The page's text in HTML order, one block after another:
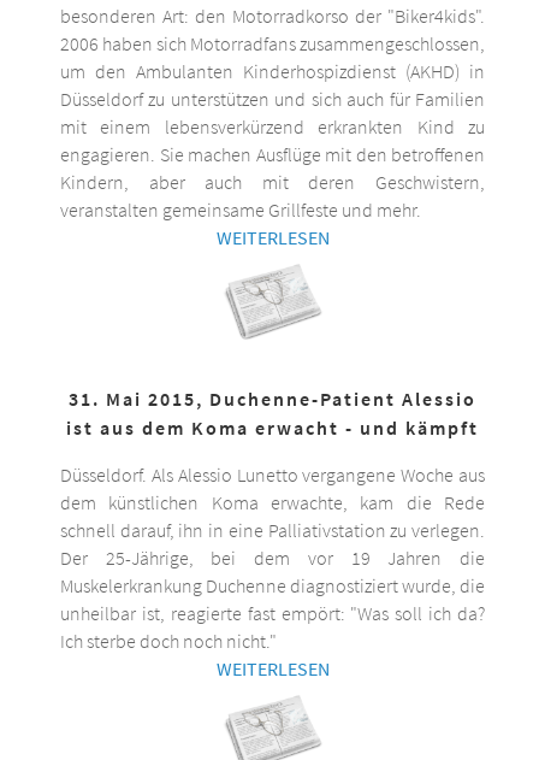
besonderen Art: den Motorradkorso der "Biker4kids".
2006 haben sich Motorradfans zusammengeschlossen,
um den Ambulanten Kinderhospizdienst (AKHD) in
Düsseldorf zu unterstützen und sich auch für Familien
mit einem lebensverkürzend erkrankten Kind zu
engagieren. Sie machen Ausflüge mit den betroffenen
Kindern, aber auch mit deren Geschwistern,
veranstalten gemeinsame Grillfeste und mehr.
WEITERLESEN
31. Mai 2015, Duchenne-Patient Alessio
ist aus dem Koma erwacht - und kämpft
Düsseldorf. Als Alessio Lunetto vergangene Woche aus
dem künstlichen Koma erwachte, kam die Rede
schnell darauf, ihn in eine Palliativstation zu verlegen.
Der 25-Jährige, bei dem vor 19 Jahren die
Muskelerkrankung Duchenne diagnostiziert wurde, die
unheilbar ist, reagierte fast empört: "Was soll ich da?
Ich sterbe doch noch nicht."
WEITERLESEN